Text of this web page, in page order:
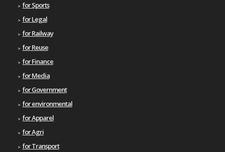
for Sports
for Legal
for Railway
for Reuse
for Finance
for Media
for Government
for environmental
for Apparel
for Agri
for Transport